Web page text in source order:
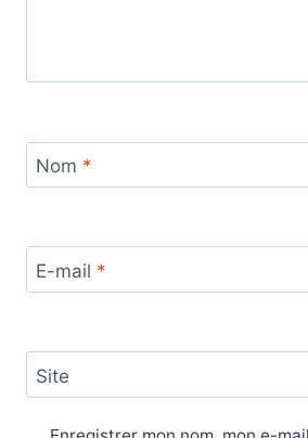
Nom *
E-mail *
Site